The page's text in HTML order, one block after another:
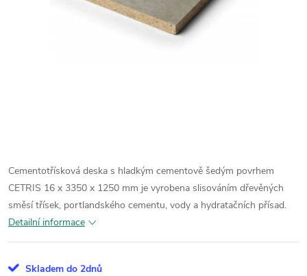
Cementotřísková deska s hladkým cementově šedým povrhem
CETRIS 16 x 3350 x 1250 mm je vyrobena slisováním dřevěných
směsí třísek, portlandského cementu, vody a hydratačních přísad.
Detailní informace
Skladem do 2dnů